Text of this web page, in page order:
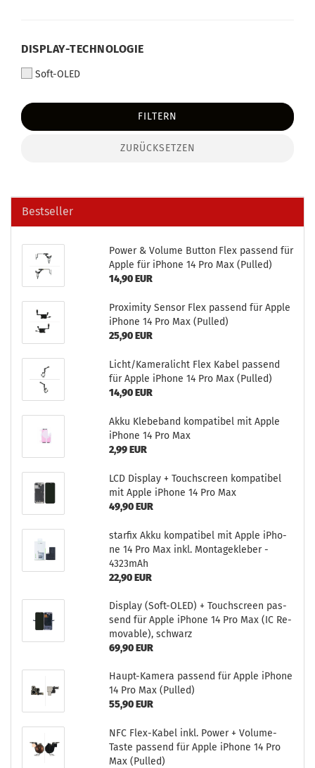
DISPLAY-TECHNOLOGIE
Soft-OLED
FILTERN
ZURÜCKSETZEN
Bestseller
Power & Vo­lu­me But­ton Flex pas­send für
Apple für iPho­ne 14 Pro Max (Pul­led)
14,90 EUR
Pro­xi­mi­ty Sen­sor Flex pas­send für Apple
iPho­ne 14 Pro Max (Pul­led)
25,90 EUR
Licht/Ka­me­ra­licht Flex Kabel pas­send
für Apple iPho­ne 14 Pro Max (Pul­led)
14,90 EUR
Akku Kle­be­band kom­pa­ti­bel mit Apple
iPho­ne 14 Pro Max
2,99 EUR
LCD Dis­play + Touch­screen kom­pa­ti­bel
mit Apple iPho­ne 14 Pro Max
49,90 EUR
star­fix Akku kom­pa­ti­bel mit Apple iPho­
ne 14 Pro Max inkl. Mon­ta­ge­kle­ber -
4323mAh
22,90 EUR
Dis­play (Soft-​OLED) + Touch­screen pas­
send für Apple iPho­ne 14 Pro Max (IC Re­
mo­va­ble), schwarz
69,90 EUR
Haupt-​Kamera pas­send für Apple iPho­ne
14 Pro Max (Pul­led)
55,90 EUR
NFC Flex-​Kabel inkl. Power + Volume-​
Taste pas­send für Apple iPho­ne 14 Pro
Max (Pul­led)